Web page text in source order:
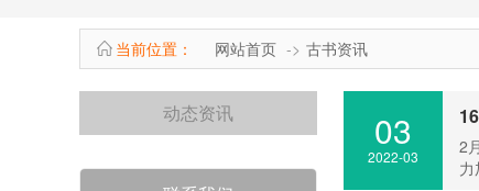
当前位置： 网站首页 古书资讯
动态资讯 03
2022-03
2